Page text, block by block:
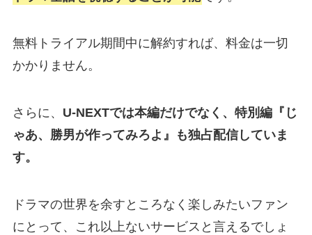
無料トライアル期間中に解約すれば、料金は一切
かかりません。
さらに、 U-NEXTでは本編だけでなく、特別編『じ
ゃあ、勝男が作ってみろよ』も独占配信していま
す。
ドラマの世界を余すところなく楽しみたいファン
にとって、これ以上ないサービスと言えるでしょ